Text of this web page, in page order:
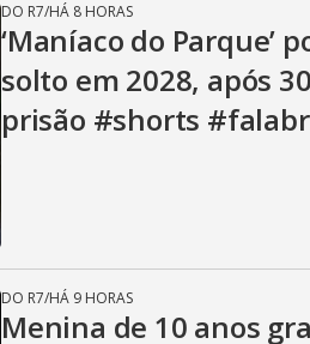
DO R7/HÁ 8 HORAS
‘Maníaco do Parque’
solto em 2028, após
prisão #shorts
DO R7/HÁ 9 HORAS
Menina de 10 anos